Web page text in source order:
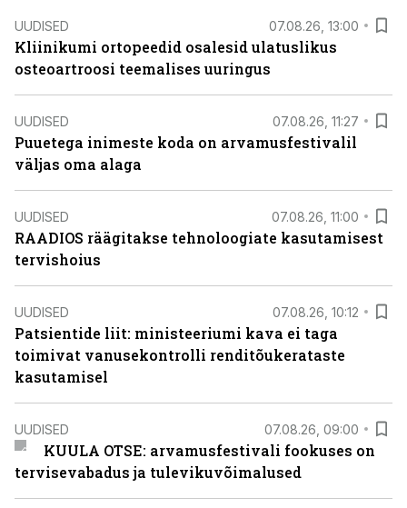
UUDISED 07.08.26, 13:00
Kliinikumi ortopeedid osalesid ulatuslikus
osteoartroosi teemalises uuringus
UUDISED 07.08.26, 11:27
Puuetega inimeste koda on arvamusfestivalil
väljas oma alaga
UUDISED 07.08.26, 11:00
RAADIOS räägitakse tehnoloogiate kasutamisest
tervishoius
UUDISED 07.08.26, 10:12
Patsientide liit: ministeeriumi kava ei taga
toimivat vanusekontrolli renditõukerataste
kasutamisel
UUDISED 07.08.26, 09:00
KUULA OTSE: arvamusfestivali fookuses on
tervisevabadus ja tulevikuvõimalused